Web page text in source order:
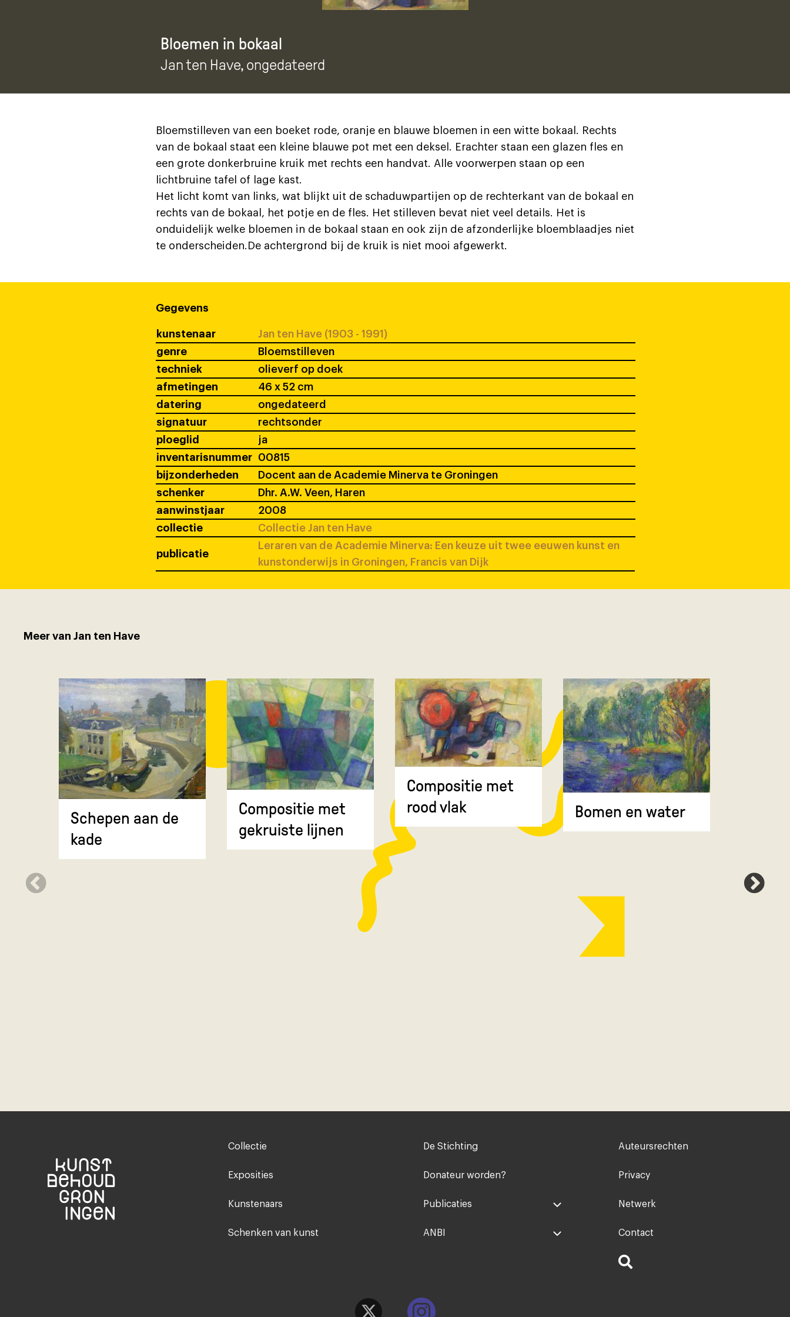
Bloemen in bokaal
Jan ten Have, ongedateerd
Bloemstilleven van een boeket rode, oranje en blauwe bloemen in een witte bokaal. Rechts
van de bokaal staat een kleine blauwe pot met een deksel. Erachter staan een glazen fles en
een grote donkerbruine kruik met rechts een handvat. Alle voorwerpen staan op een
lichtbruine tafel of lage kast.
Het licht komt van links, wat blijkt uit de schaduwpartijen op de rechterkant van de bokaal en
rechts van de bokaal, het potje en de fles. Het stilleven bevat niet veel details. Het is
onduidelijk welke bloemen in de bokaal staan en ook zijn de afzonderlijke bloemblaadjes niet
te onderscheiden.De achtergrond bij de kruik is niet mooi afgewerkt.
Gegevens
kunstenaar
Jan ten Have (1903 - 1991)
genre
Bloemstilleven
techniek
olieverf op doek
afmetingen
46 x 52 cm
datering
ongedateerd
signatuur
rechtsonder
ploeglid
ja
inventarisnummer
00815
bijzonderheden
Docent aan de Academie Minerva te Groningen
schenker
Dhr. A.W. Veen, Haren
aanwinstjaar
2008
collectie
Collectie Jan ten Have
publicatie
Leraren van de Academie Minerva: Een keuze uit twee eeuwen kunst en
kunstonderwijs in Groningen, Francis van Dijk
Meer van Jan ten Have
Schepen aan de
kade
Compositie met
gekruiste lijnen
Compositie met
rood vlak
Bomen en water
Footer-
Collectie
Exposities
Kunstenaars
Schenken van kunst
Voet
De Stichting
Donateur worden?
Publicaties
ANBI
Voet
Auteursrechten
Privacy
Netwerk
Contact